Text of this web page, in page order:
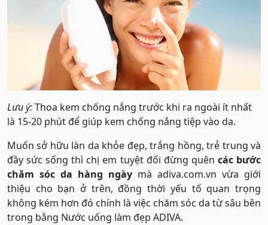
Lưu ý:Thoa kem chống nắng trước khi ra ngoài ít nhất
là 15-20 phút để giúp kem chống nắng tiệp vào da.
Muốn sở hữu làn da khỏe đẹp, trắng hồng, trẻ trung và
đầy sức sống thì chị em tuyệt đối đừng quên các bước
chăm sóc da hàng ngày mà adiva.com.vn vừa giới
thiệu cho bạn ở trên, đồng thời yếu tố quan trọng
không kém hơn đó chính là việc chăm sóc da từ sâu bên
trong bằng Nước uống làm đẹp ADIVA.